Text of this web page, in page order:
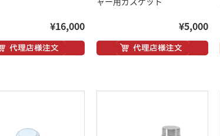
¥16,000 ¥5,000